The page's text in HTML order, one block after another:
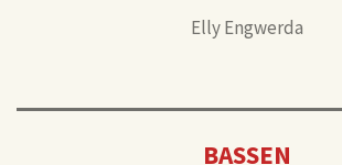
Elly Engwerda
BASSEN